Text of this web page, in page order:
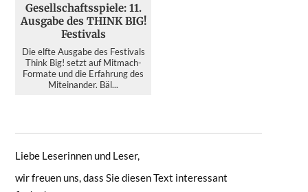
Gesellschaftsspiele: 11.
Ausgabe des THINK BIG!
Festivals
Die elfte Ausgabe des Festivals
Think Big! setzt auf Mitmach-
Formate und die Erfahrung des
Miteinander. Bäl...
Liebe Leserinnen und Leser,
wir freuen uns, dass Sie diesen Text interessant